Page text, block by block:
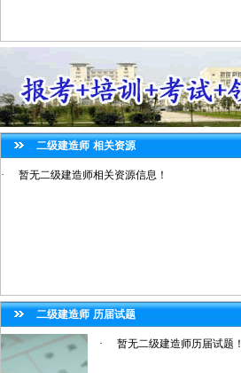
二级建造师 相关资源
· 暂无二级建造师相关资源信息！
二级建造师 历届试题
· 暂无二级建造师历届试题！